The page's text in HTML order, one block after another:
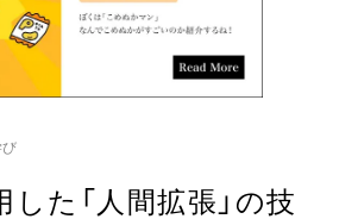
た「人間拡張」の技